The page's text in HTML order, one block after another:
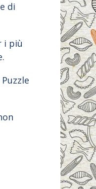
di
i più